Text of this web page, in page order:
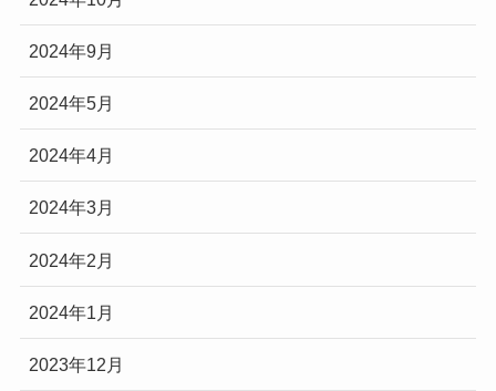
2024年9月
2024年5月
2024年4月
2024年3月
2024年2月
2024年1月
2023年12月